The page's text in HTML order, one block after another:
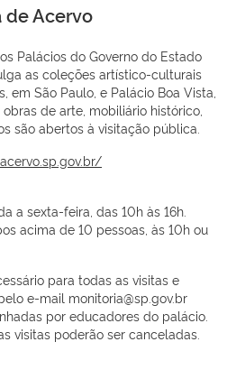
de Acervo
Palácios do Governo do Estado
as coleções artístico-culturais
em São Paulo, e Palácio Boa Vista,
de arte, mobiliário histórico,
são abertos à visitação pública.
a sexta-feira, das 10h às 16h.
acima de 10 pessoas, às 10h ou
para todas as visitas e
e-mail monitoria@sp.gov.br
por educadores do palácio.
visitas poderão ser canceladas.